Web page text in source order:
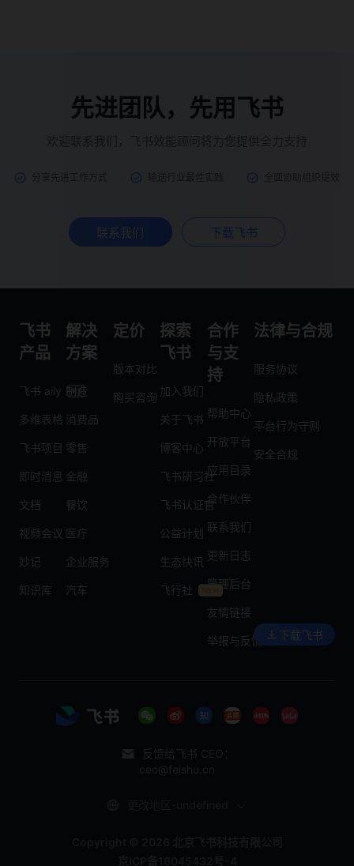
先进团队，先用飞书
联系我们 下载飞书
飞书
产品
飞书 aily
多维表格
飞书项目
即时消息
文档
视频会议
妙记
知识库
解决
方案
制造
消费品
零售
金融
餐饮
医疗
企业服务
汽车
定价
版本对比
购买咨询
探索
飞书
加入我们
关于飞书
博客中心
飞书研习社
飞书认证官
公益计划
生态快讯
飞行社
合作
与支
持
帮助中心
开放平台
应用目录
合作伙伴
联系我们
更新日志
管理后台
友情链接
举报与反馈
法律与合规
服务协议
隐私政策
平台行为守则
安全合规
下载飞书
反馈给飞书 CEO：
ceo@feishu.cn